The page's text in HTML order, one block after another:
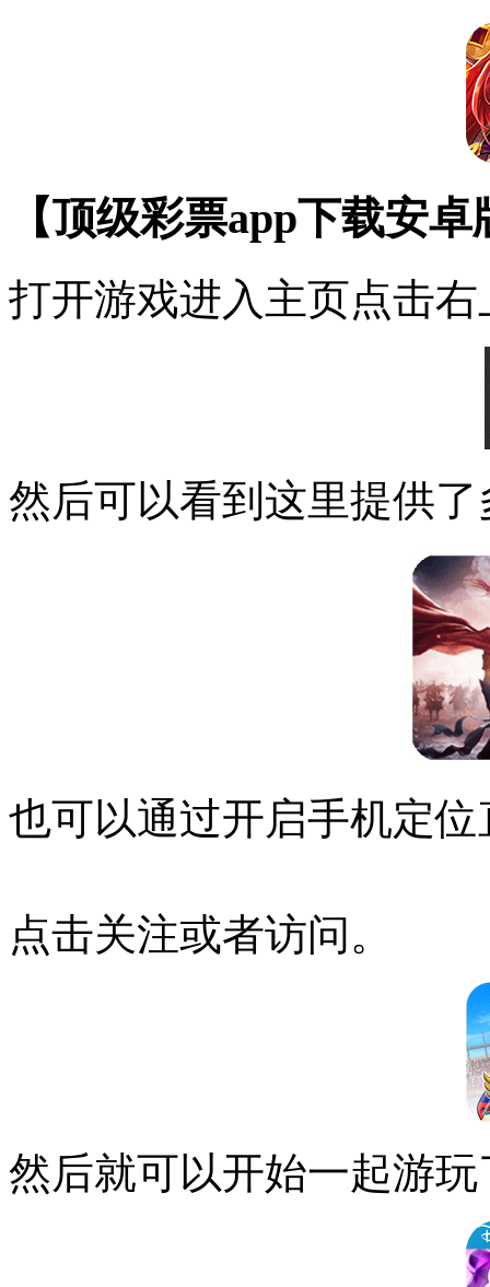
【顶级彩票app下载安
打开游戏进入主页点击
然后可以看到这里提供
也可以通过开启手机定
点击关注或者访问。
然后就可以开始一起游玩